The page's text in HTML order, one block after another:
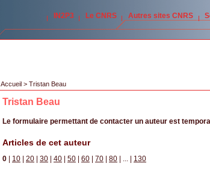
IN2P3 Le CNRS Autres sites CNRS
Accueil > Tristan Beau
Tristan Beau
Le formulaire permettant de contacter un auteur est
Articles de cet auteur
0 10 20 30 40 50 60 70 80 ...
130